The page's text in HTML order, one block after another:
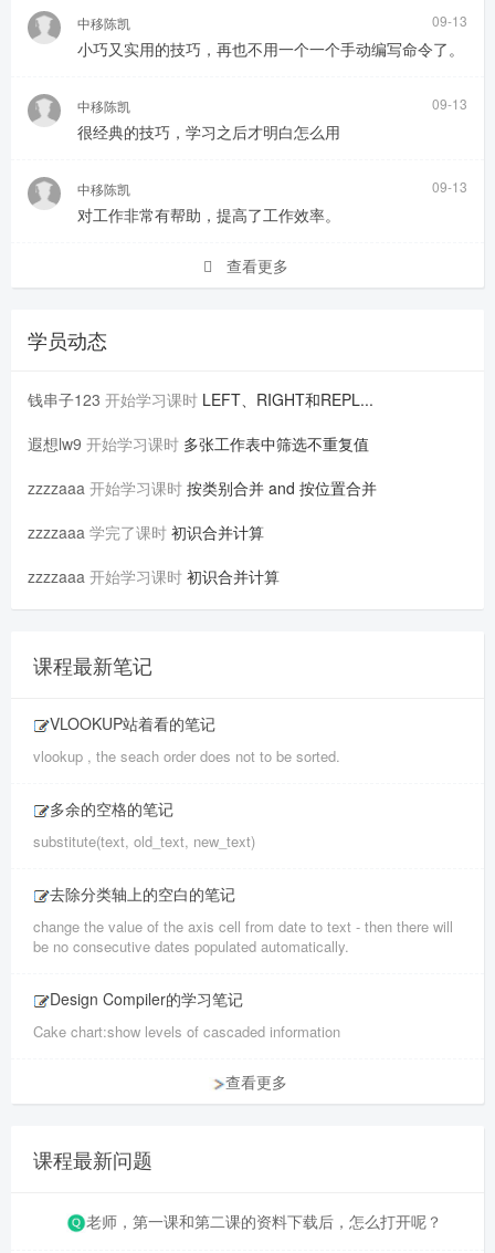
中移陈凯 09-13
小巧又实用的技巧，再也不用一个一个手动编写命令了。
中移陈凯 09-13
很经典的技巧，学习之后才明白怎么用
中移陈凯 09-13
对工作非常有帮助，提高了工作效率。
查看更多
学员动态
钱串子123 开始学习课时 LEFT、RIGHT和REPL...
遐想lw9 开始学习课时 多张工作表中筛选不重复值
zzzzaaa 开始学习课时 按类别合并 and 按位置合并
zzzzaaa 学完了课时 初识合并计算
zzzzaaa 开始学习课时 初识合并计算
课程最新笔记
VLOOKUP站着看的笔记
vlookup , the seach order does not to be sorted.
多余的空格的笔记
substitute(text, old_text, new_text)
去除分类轴上的空白的笔记
change the value of the axis cell from date to text - then there will
be no consecutive dates populated automatically.
Design Compiler的学习笔记
Cake chart:show levels of cascaded information
查看更多
课程最新问题
老师，第一课和第二课的资料下载后，怎么打开呢？